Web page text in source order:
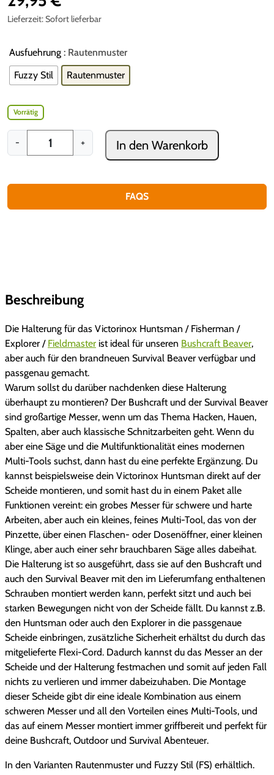
Lieferzeit:Sofort lieferbar
Ausfuehrung : Rautenmuster
Fuzzy Stil
Rautenmuster
Vorrätig
-
v
t
r
u
n
g
f
ü
r
V
i
c
t
o
r
i
n
o
x
H
u
n
t
s
m
a
n
/
F
i
e
d
+ In den Warenkorb
FAQS
Beschreibung
Die Halterung für das Victorinox Huntsman / Fisherman /
Explorer / Fieldmaster ist ideal für unseren Bushcraft Beaver,
aber auch für den brandneuen Survival Beaver verfügbar und
passgenau gemacht.
Warum sollst du darüber nachdenken diese Halterung
überhaupt zu montieren? Der Bushcraft und der Survival Beaver
sind großartige Messer, wenn um das Thema Hacken, Hauen,
Spalten, aber auch klassische Schnitzarbeiten geht. Wenn du
aber eine Säge und die Multifunktionalität eines modernen
Multi-Tools suchst, dann hast du eine perfekte Ergänzung. Du
kannst beispielsweise dein Victorinox Huntsman direkt auf der
Scheide montieren, und somit hast du in einem Paket alle
Funktionen vereint: ein grobes Messer für schwere und harte
Arbeiten, aber auch ein kleines, feines Multi-Tool, das von der
Pinzette, über einen Flaschen- oder Dosenöffner, einer kleinen
Klinge, aber auch einer sehr brauchbaren Säge alles dabeihat.
Die Halterung ist so ausgeführt, dass sie auf den Bushcraft und
auch den Survival Beaver mit den im Lieferumfang enthaltenen
Schrauben montiert werden kann, perfekt sitzt und auch bei
starken Bewegungen nicht von der Scheide fällt. Du kannst z.B.
den Huntsman oder auch den Explorer in die passgenaue
Scheide einbringen, zusätzliche Sicherheit erhältst du durch das
mitgelieferte Flexi-Cord. Dadurch kannst du das Messer an der
Scheide und der Halterung festmachen und somit auf jeden Fall
nichts zu verlieren und immer dabeizuhaben. Die Montage
dieser Scheide gibt dir eine ideale Kombination aus einem
schweren Messer und all den Vorteilen eines Multi-Tools, und
das auf einem Messer montiert immer griffbereit und perfekt für
deine Bushcraft, Outdoor und Survival Abenteuer.
In den Varianten Rautenmuster und Fuzzy Stil (FS) erhältlich.